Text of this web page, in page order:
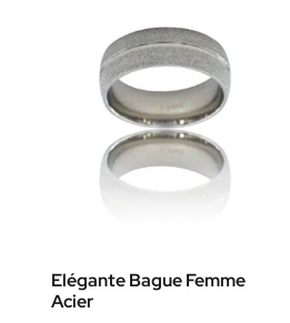
Elégante Bague Femme
Acier